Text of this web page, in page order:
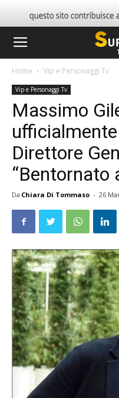
Home Vip e Personaggi Tv
Vip e Personaggi Tv
Massimo
ufficialmente
Direttore
“Bentornato
Da Chiara Di Tommaso - 26